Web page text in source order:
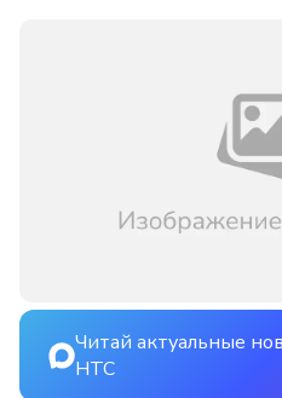
Читай актуальные
НТС